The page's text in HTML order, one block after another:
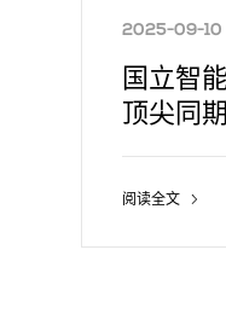
2025-09-10
国立智
顶尖同
火”
阅读全文